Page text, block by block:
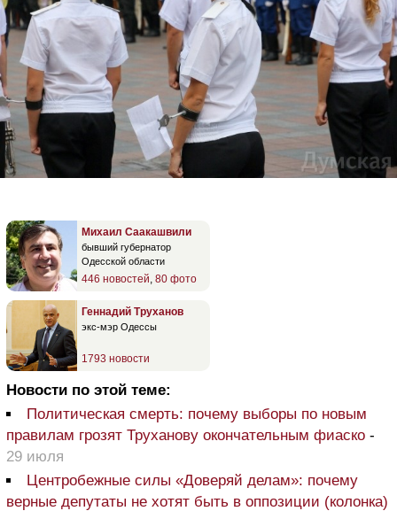
Михаил Саакашвили
бывший губернатор
Одесской области
446 новостей, 80 фото
Геннадий Труханов
экс-мэр Одессы
1793 новости
Новости по этой теме:
Политическая смерть: почему выборы по новым
правилам грозят Труханову окончательным фиаско -
29 июля
Центробежные силы «Доверяй делам»: почему
верные депутаты не хотят быть в оппозиции (колонка)